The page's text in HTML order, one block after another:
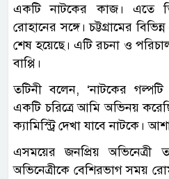
একটি নাটকের কাজ। এতে
রোহানের সঙ্গে। চট্টগ্রামের
শেষ হয়েছে। এটি রচনা ও
বাপ্পি।
তটিনী বলেন, ‘নাটকের
একটি চরিত্রে আমি অভিনয়
ক্যামিস্ট্রি দেখা যাবে নাটকে।
এসময়ের জনপ্রিয় অভিনেত্রী
অভিনেত্রীকে বেশিরভাগ সময়